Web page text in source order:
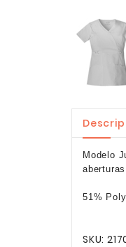
Modelo
51%
SKU: